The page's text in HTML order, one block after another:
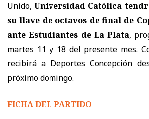
Unido,Universidad Católica
su llave de octavos de final de
ante Estudiantes de La Plata,
martes 11 y 18 del presente mes.
recibirá a Deportes Concepción
próximo domingo.
FICHA DEL PARTIDO